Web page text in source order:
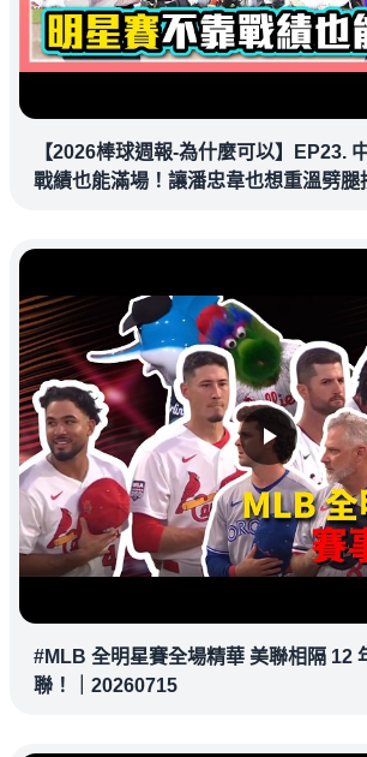
【2026棒球週報-為什麼可以】EP23.
戰績也能滿場！讓潘忠韋也想重溫劈腿
#MLB 全明星賽全場精華 美聯相隔 12
聯！｜20260715